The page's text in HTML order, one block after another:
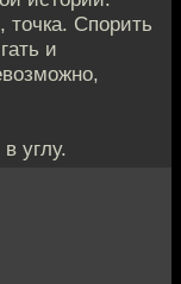
Спорить
и
углу.